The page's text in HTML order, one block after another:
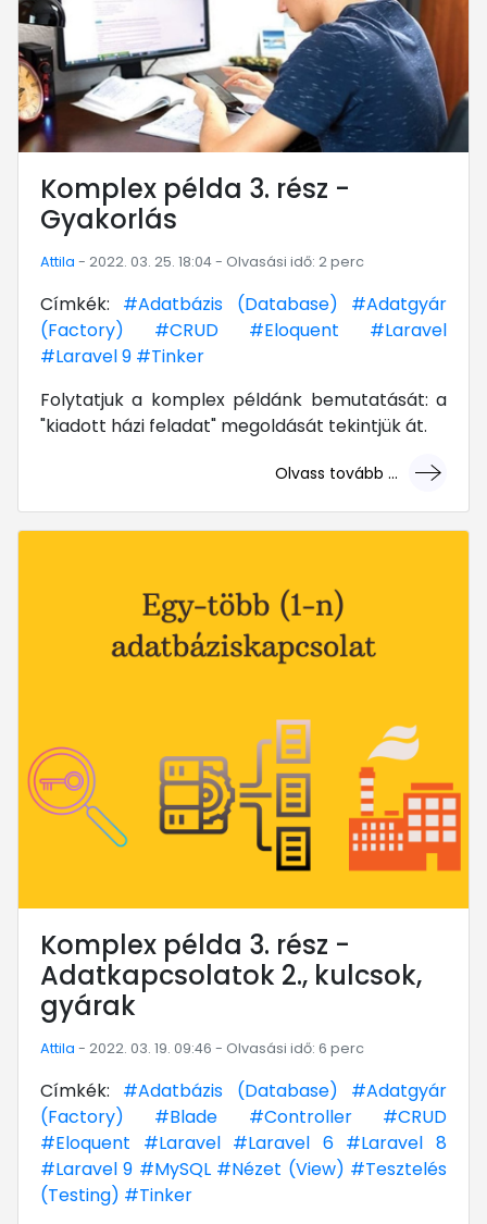
Komplex példa 3. rész -
Gyakorlás
Attila - 2022. 03. 25. 18:04 - Olvasási idő: 2 perc
Címkék: #Adatbázis (Database)
#Adatgyár
(Factory)
#CRUD #Eloquent
#Laravel
#Laravel 9 #Tinker
Folytatjuk a komplex példánk bemutatását: a
"kiadott házi feladat" megoldását tekintjük át.
Olvass tovább ...
... mert megéri!
Komplex példa 3. rész -
Adatkapcsolatok 2., kulcsok,
gyárak
Attila - 2022. 03. 19. 09:46 - Olvasási idő: 6 perc
Címkék: #Adatbázis (Database)
#Adatgyár
(Factory)
#Blade #Controller
#CRUD
#Eloquent
#Laravel #Laravel 6 #Laravel 8
#Laravel 9 #MySQL #Nézet (View) #Tesztelés
(Testing) #Tinker